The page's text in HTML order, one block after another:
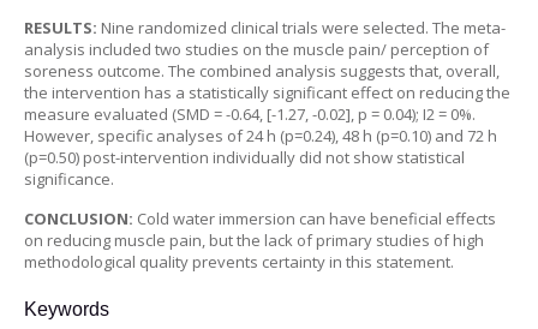
RESULTS: Nine randomized clinical trials were selected. The meta-
analysis included two studies on the muscle pain/ perception of
soreness outcome. The combined analysis suggests that, overall,
the intervention has a statistically significant effect on reducing the
measure evaluated (SMD = -0.64, [-1.27, -0.02], p = 0.04); I2 = 0%.
However, specific analyses of 24 h (p=0.24), 48 h (p=0.10) and 72 h
(p=0.50) post-intervention individually did not show statistical
significance.
CONCLUSION: Cold water immersion can have beneficial effects
on reducing muscle pain, but the lack of primary studies of high
methodological quality prevents certainty in this statement.
Keywords